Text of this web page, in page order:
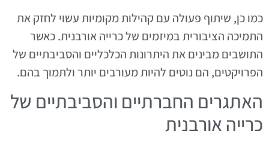
כמו כן, שיתוף פעולה עם קהילות מקומיות עשוי לחזק את
התמיכה הציבורית במיזמים של כרייה אורבנית. כאשר
התושבים מבינים את היתרונות הכלכליים והסביבתיים של
הפרויקטים, הם נוטים להיות מעורבים יותר ולתמוך בהם.
האתגרים החברתיים והסביבתיים של
כרייה אורבנית